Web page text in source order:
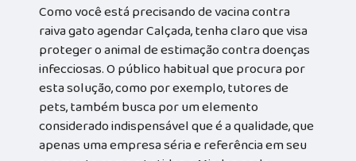
Como você está precisando de vacina contra
raiva gato agendar Calçada, tenha claro que visa
proteger o animal de estimação contra doenças
infecciosas. O público habitual que procura por
esta solução, como por exemplo, tutores de
pets, também busca por um elemento
considerado indispensável que é a qualidade, que
apenas uma empresa séria e referência em seu